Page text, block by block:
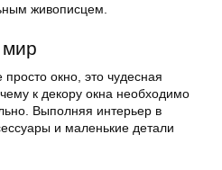
живописцем.
окно, это чудесная
к декору окна необходимо
Выполняя интерьер в
и маленькие детали